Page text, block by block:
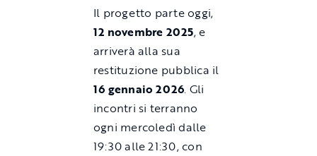
Il progetto parte oggi,
12 novembre 2025, e
arriverà alla sua
restituzione pubblica il
16 gennaio 2026. Gli
incontri si terranno
ogni mercoledì dalle
19:30 alle 21:30, con